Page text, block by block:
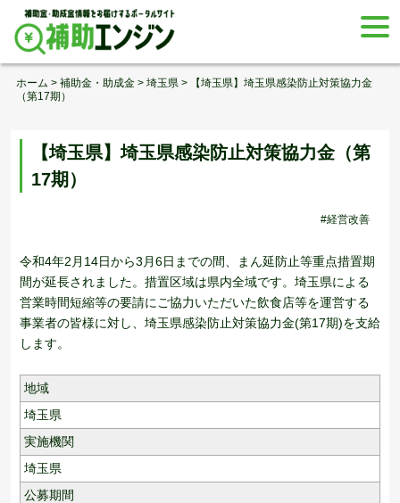
Skip
content
ホーム > 補助金・助成金 > 埼玉県 >
【埼玉県】埼玉県感染防止対策協力金
（第17期）
【埼玉県】埼玉県感染防止対策協力金（第
17期）
#経営改善
令和4年2月14日から3月6日までの間、まん延防止等重点措置期
間が延長されました。措置区域は県内全域です。埼玉県による
営業時間短縮等の要請にご協力いただいた飲食店等を運営する
事業者の皆様に対し、埼玉県感染防止対策協力金(第17期)を支給
します。
地域
埼玉県
実施機関
埼玉県
公募期間